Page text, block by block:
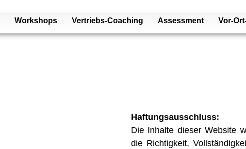
Work­shops Ver­­­triebs-Coaching Assess­ment Vor-
Haf­tungs­aus­schluss:
Die Inhalte die­ser Web­site
die Rich­tig­keit,